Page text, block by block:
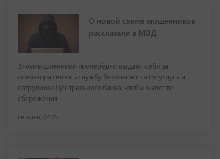
О новой схеме мошенников
рассказали в МВД
Злоумышленники поочерёдно выдают себя за
оператора связи, «службу безопасности Госуслуг» и
сотрудника Центрального банка, чтобы вывезти
сбережения
сегодня, 04:25